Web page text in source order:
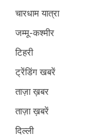
चारधाम यात्रा
जम्मू-कश्मीर
टिहरी
ट्रेंडिंग खबरें
ताज़ा ख़बर
ताज़ा ख़बरें
दिल्ली